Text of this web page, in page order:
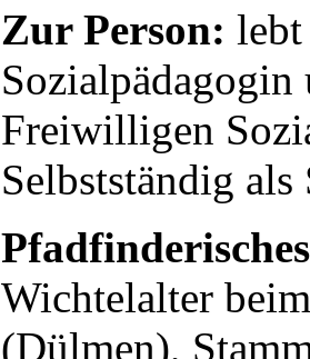
Zur Person:
Freiwilligen
Selbstständig
Wichtelalter
(Dülmen),